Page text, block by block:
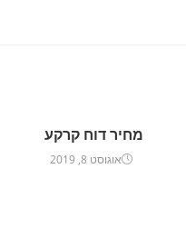
מחיר דוח קרקע
אוגוסט 8, 2019